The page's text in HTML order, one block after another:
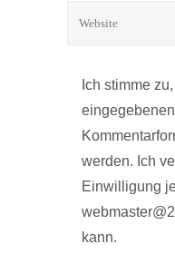
Ich stimme
werden. Ich
Einwilligung
kann.